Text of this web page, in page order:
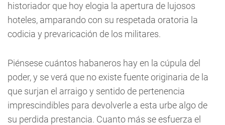
historiador que hoy elogia la apertura de lujosos
hoteles, amparando con su respetada oratoria la
codicia y prevaricación de los militares.
Piénsese cuántos habaneros hay en la cúpula del
poder, y se verá que no existe fuente originaria de la
que surjan el arraigo y sentido de pertenencia
imprescindibles para devolverle a esta urbe algo de
su perdida prestancia. Cuanto más se esfuerza el